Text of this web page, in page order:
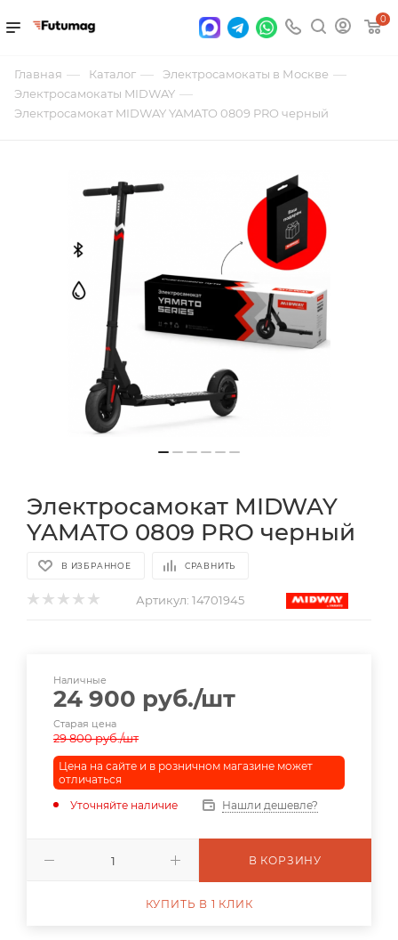
0
Главная — Каталог — Электросамокаты в Москве —
Электросамокаты MIDWAY —
Электросамокат MIDWAY YAMATO 0809 PRO черный
Электросамокат MIDWAY
YAMATO 0809 PRO черный
В ИЗБРАННОЕ СРАВНИТЬ
Артикул: 14701945
Наличные
24 900 руб./шт
Старая цена
29 800руб./шт
Цена на сайте и в розничном магазине может
отличаться
Уточняйте наличие
Нашли дешевле?
В КОРЗИНУ
КУПИТЬ В 1 КЛИК